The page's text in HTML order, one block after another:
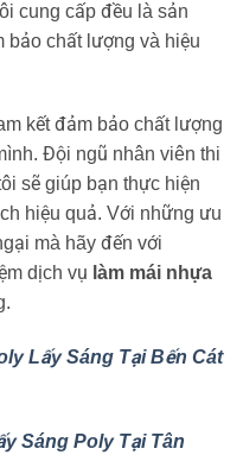
cung cấp đều là sản
bảo chất lượng và hiệu
kết đảm bảo chất lượng
Đội ngũ nhân viên thi
sẽ giúp bạn thực hiện
hiệu quả. Với những ưu
mà hãy đến với
dịch vụ làm mái nhựa
Lấy Sáng Tại Bến Cát
Sáng Poly Tại Tân